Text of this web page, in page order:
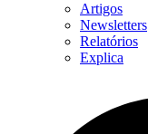
Artigos
Newsletters
Relatórios
Explica